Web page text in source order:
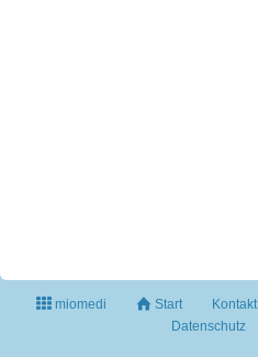
miomedi Start Kontakt
Datenschutz